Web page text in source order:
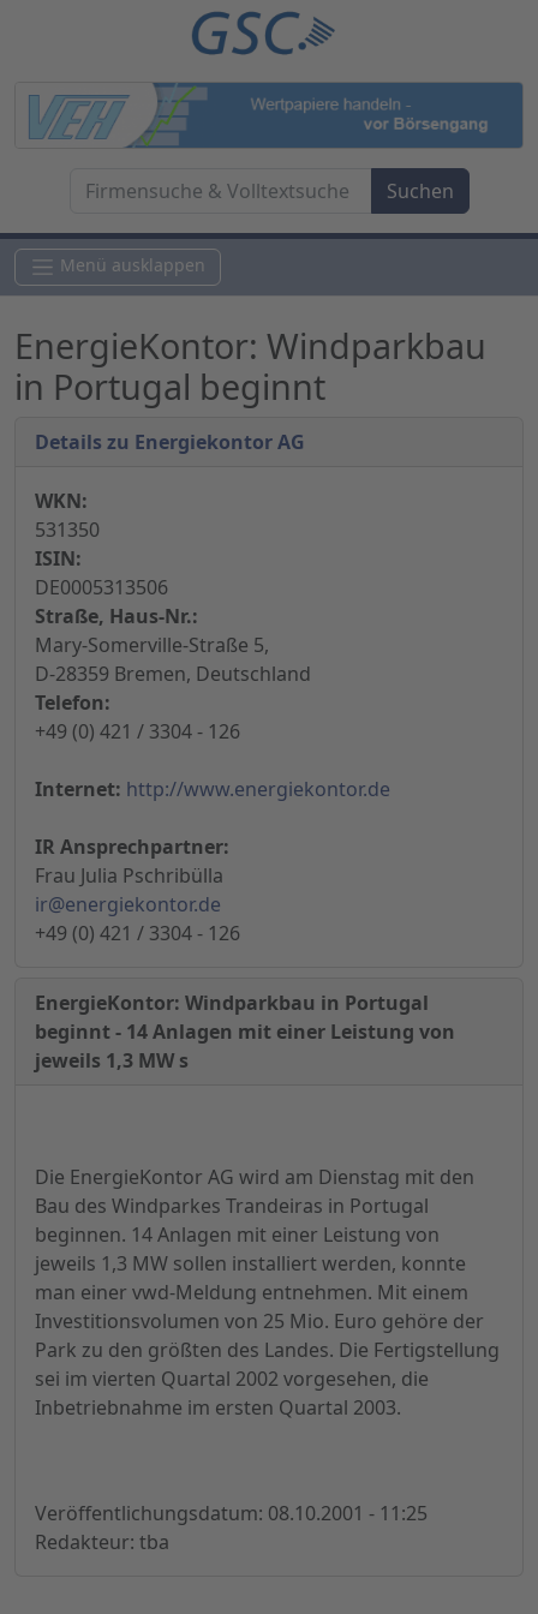
Menü ausklappen
EnergieKontor: Windparkbau
in Portugal beginnt
Details zu Energiekontor AG
WKN:
531350
ISIN:
DE0005313506
Straße, Haus-Nr.:
Mary-Somerville-Straße 5,
D-28359 Bremen, Deutschland
Telefon:
+49 (0) 421 / 3304 - 126
Internet: http://www.energiekontor.de
IR Ansprechpartner:
Frau Julia Pschribülla
ir@energiekontor.de
+49 (0) 421 / 3304 - 126
EnergieKontor: Windparkbau in Portugal
beginnt - 14 Anlagen mit einer Leistung von
jeweils 1,3 MW s
Die EnergieKontor AG wird am Dienstag mit den
Bau des Windparkes Trandeiras in Portugal
beginnen. 14 Anlagen mit einer Leistung von
jeweils 1,3 MW sollen installiert werden, konnte
man einer vwd-Meldung entnehmen. Mit einem
Investitionsvolumen von 25 Mio. Euro gehöre der
Park zu den größten des Landes. Die Fertigstellung
sei im vierten Quartal 2002 vorgesehen, die
Inbetriebnahme im ersten Quartal 2003.
Veröffentlichungsdatum: 08.10.2001 - 11:25
Redakteur: tba